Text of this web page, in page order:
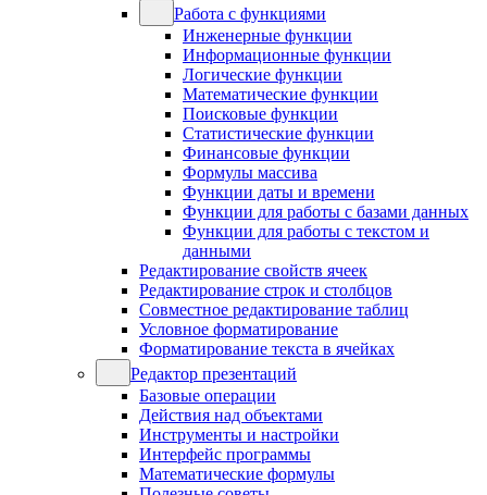
Работа с функциями
Инженерные функции
Информационные функции
Логические функции
Математические функции
Поисковые функции
Статистические функции
Финансовые функции
Формулы массива
Функции даты и времени
Функции для работы с базами данных
Функции для работы с текстом и
данными
Редактирование свойств ячеек
Редактирование строк и столбцов
Совместное редактирование таблиц
Условное форматирование
Форматирование текста в ячейках
Редактор презентаций
Базовые операции
Действия над объектами
Инструменты и настройки
Интерфейс программы
Математические формулы